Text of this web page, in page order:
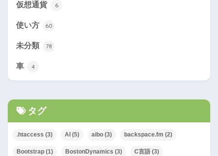
仮想通貨 6
使い方 60
未分類 78
車 4
タグ
.htaccess (3) AI (5) aibo (3) backspace.fm (2)
Bootstrap (1) BostonDynamics (3) C言語 (3)